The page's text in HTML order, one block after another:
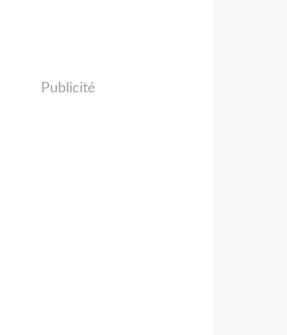
Publicité